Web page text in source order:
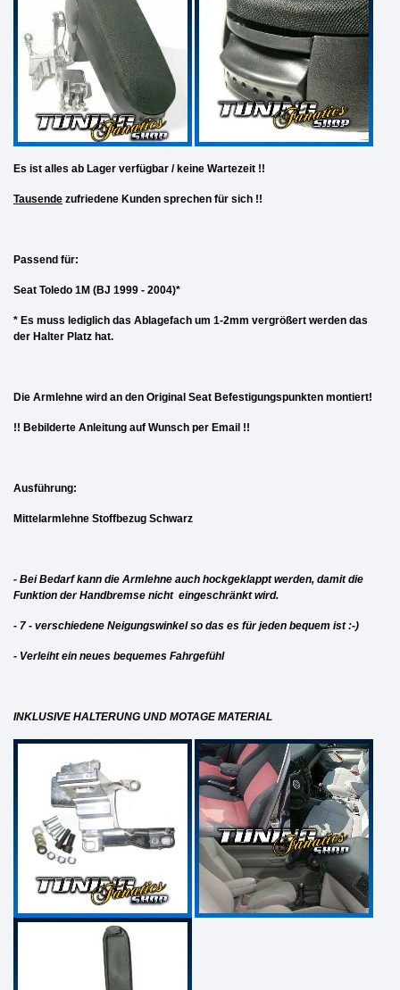
Es ist alles ab Lager verfügbar / keine Wartezeit !!
Tausende zufriedene Kunden sprechen für sich !!
Passend für:
Seat Toledo 1M (BJ 1999 - 2004)*
* Es muss lediglich das Ablagefach um 1-2mm vergrößert werden das
der Halter Platz hat.
Die Armlehne wird an den Original Seat Befestigungspunkten montiert!
!! Bebilderte Anleitung auf Wunsch per Email !!
Ausführung:
Mittelarmlehne Stoffbezug Schwarz
- Bei Bedarf kann die Armlehne auch hockgeklappt werden, damit die
Funktion der Handbremse nicht eingeschränkt wird.
- 7 - verschiedene Neigungswinkel so das es für jeden bequem ist :-)
- Verleiht ein neues bequemes Fahrgefühl
INKLUSIVE HALTERUNG UND MOTAGE MATERIAL